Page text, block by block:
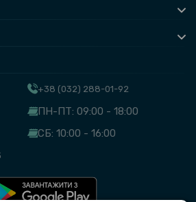
+38 (032) 288-01-92
ПН-ПТ: 09:00 - 18:00
СБ: 10:00 - 16:00